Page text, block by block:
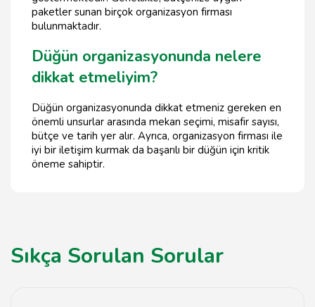
paketler sunan birçok organizasyon firması
bulunmaktadır.
Düğün organizasyonunda nelere
dikkat etmeliyim?
Düğün organizasyonunda dikkat etmeniz gereken en
önemli unsurlar arasında mekan seçimi, misafir sayısı,
bütçe ve tarih yer alır. Ayrıca, organizasyon firması ile
iyi bir iletişim kurmak da başarılı bir düğün için kritik
öneme sahiptir.
Sıkça Sorulan Sorular